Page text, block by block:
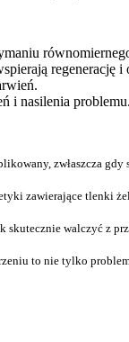
regenerację
i nasilenia problemu.
zwłaszcza
zawierające tlenki
skutecznie walczyć z
to nie tylko